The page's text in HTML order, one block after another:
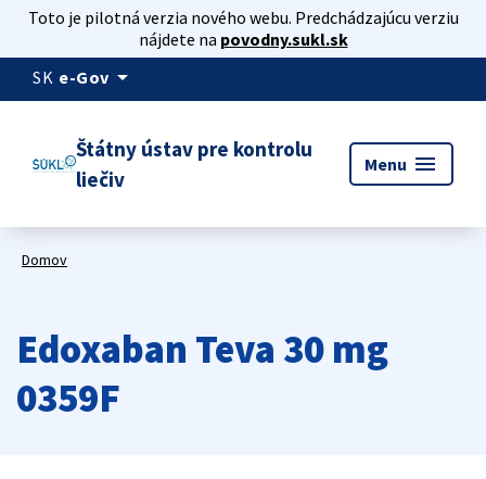
Toto je pilotná verzia nového webu. Predchádzajúcu verziu
nájdete na povodny.sukl.sk
SK e-Gov arrow_drop_down
Štátny ústav pre kontrolu
liečiv
Menu menu
Domov
Edoxaban Teva 30 mg
0359F